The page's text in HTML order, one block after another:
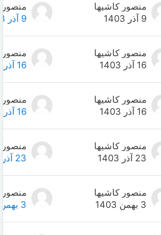
منصور کاشیها
9 آذر 1403
0
منصور کاشیها
16 آذر 1403
0
منصور کاشیها
16 آذر 1403
0
منصور کاشیها
23 آذر 1403
0
منصور کاشیها
3 بهمن 1403
0